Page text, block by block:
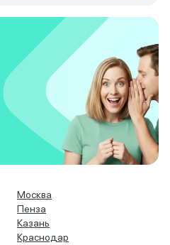
Москва
Пенза
Казань
Краснодар